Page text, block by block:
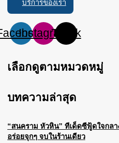
บริการของเรา
InstagramTiktok
เลือกดูตามหมวดหมู่
บทความล่าสุด
“สนคราม หัวหิน” ทีเด็ดซีฟู้ดใจกล
อร่อยจุกๆ จบในร้านเดียว